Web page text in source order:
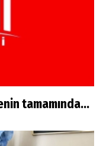
tamamında...